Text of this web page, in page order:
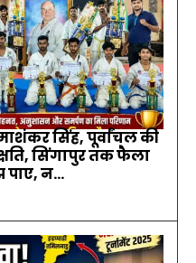
सिंह, पूर्वांचल की
सिंगापुर तक फैला
पाए, न...